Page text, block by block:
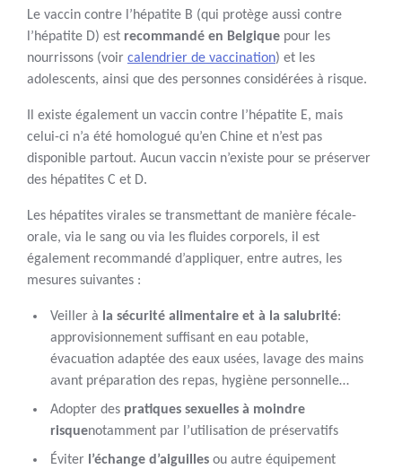
Le vaccin contre l’hépatite B (qui protège aussi contre
l’hépatite D) est recommandé en Belgique pour les
nourrissons (voir calendrier de vaccination) et les
adolescents, ainsi que des personnes considérées à risque.
Il existe également un vaccin contre l’hépatite E, mais
celui-ci n’a été homologué qu’en Chine et n’est pas
disponible partout. Aucun vaccin n’existe pour se préserver
des hépatites C et D.
Les hépatites virales se transmettant de manière fécale-
orale, via le sang ou via les fluides corporels, il est
également recommandé d’appliquer, entre autres, les
mesures suivantes :
Veiller à la sécurité alimentaire et à la salubrité:
approvisionnement suffisant en eau potable,
évacuation adaptée des eaux usées, lavage des mains
avant préparation des repas, hygiène personnelle…
Adopter des pratiques sexuelles à moindre
risquenotamment par l’utilisation de préservatifs
Éviter l’échange d’aiguilles ou autre équipement